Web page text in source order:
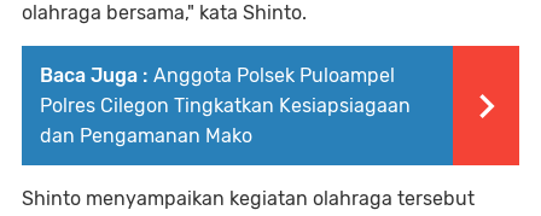
olahraga bersama," kata Shinto.
Baca Juga : Anggota Polsek Puloampel
Polres Cilegon Tingkatkan Kesiapsiagaan
dan Pengamanan Mako
Shinto menyampaikan kegiatan olahraga tersebut